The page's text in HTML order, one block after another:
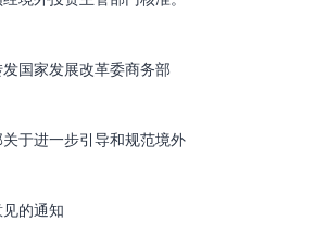
国家发展改革委商务部
于进一步引导和规范境外
的通知